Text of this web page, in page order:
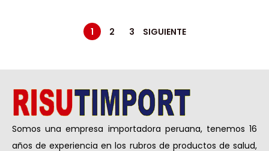
1 2 3 SIGUIENTE
Somos una empresa importadora peruana, tenemos 16
años de experiencia en los rubros de productos de salud,